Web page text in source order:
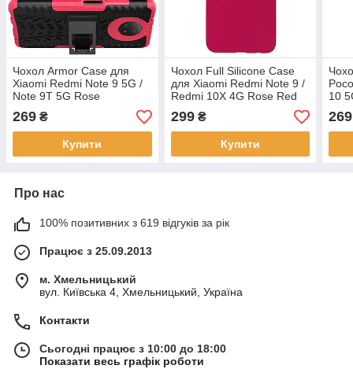
Чохол Armor Case для
Xiaomi Redmi Note 9 5G /
Note 9T 5G Rose
269 ₴
Купити
Чохол Full Silicone Case
для Xiaomi Redmi Note 9 /
Redmi 10X 4G Rose Red
299₴
Купити
10
269
Про нас
100% позитивних з 619 відгуків за рік
Працює з 25.09.2013
м. Хмельницький
вул. Київська 4, Хмельницький, Україна
Контакти
Сьогодні працює з 10:00 до 18:00
Показати весь графік роботи